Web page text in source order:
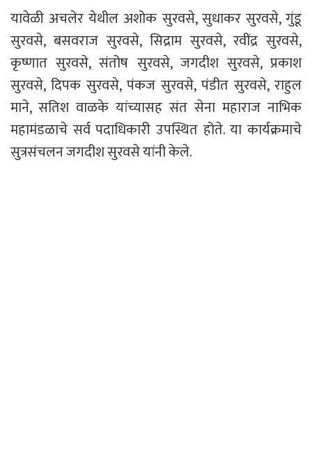
यावेळी अचलेर येथील अशोक सुरवसे, सुधाकर सुरवसे, गुंडू
सुरवसे, बसवराज सुरवसे, सिद्राम सुरवसे, रवींद्र सुरवसे,
कृष्णात सुरवसे, संतोष सुरवसे, जगदीश सुरवसे, प्रकाश
सुरवसे, दिपक सुरवसे, पंकज सुरवसे, पंडीत सुरवसे, राहुल
माने, सतिश वाळके यांच्यासह संत सेना महाराज नाभिक
महामंडळाचे सर्व पदाधिकारी उपस्थित होते. या कार्यक्रमाचे
सुत्रसंचलन जगदीश सुरवसे यांनी केले.